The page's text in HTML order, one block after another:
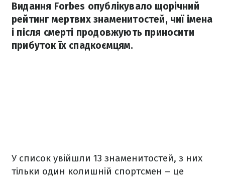
Видання Forbes опублікувало щорічний
рейтинг мертвих знаменитостей, чиї імена
і після смерті продовжують приносити
прибуток їх спадкоємцям.
У список увійшли 13 знаменитостей, з них
тільки один колишній спортсмен – це